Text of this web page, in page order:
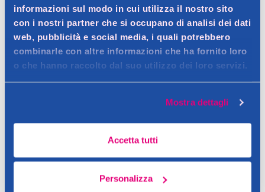
informazioni sul modo in cui utilizza il nostro sito
con i nostri partner che si occupano di analisi dei dati
web, pubblicità e social media, i quali potrebbero
combinarle con altre informazioni che ha fornito loro
o che hanno raccolto dal suo utilizzo dei loro servizi.
Mostra dettagli
Accetta tutti
Personalizza
Dettagli prodotto
Descrizione
Questa crema per gli occhi aiuta a ripristinare la naturale
barriera idratante protettiva della pelle intorno agli occhi e
sulle palpebre, luoghi privilegiati per i segni di irritazione dovuti
Dettagli
Questa crema occhi La Roche-Posay calmante per pelli
ultrasensibili, reattive e soggette a allergie è stata rinnovata
(in precedenza Toleriane Ultra) per andare oltre la riparazione
Ingredienti